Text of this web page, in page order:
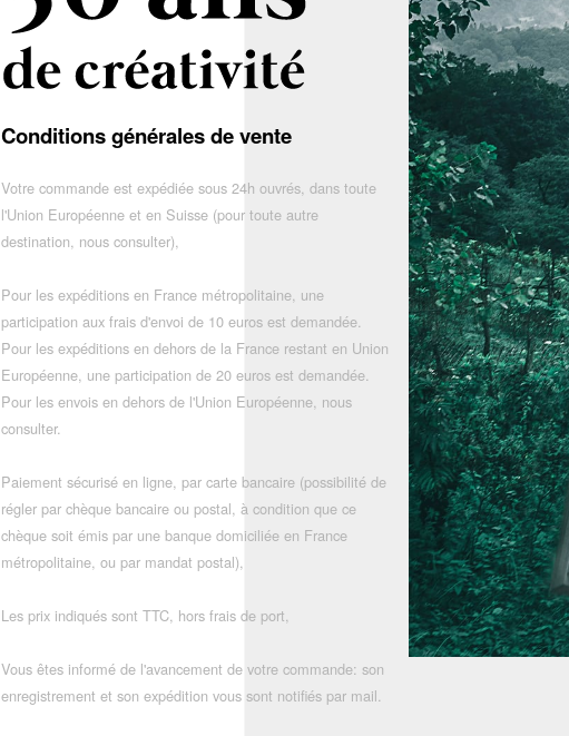
Conditions générales de vente
Votre commande est expédiée sous 24h ouvrés, dans toute
l'Union Européenne et en Suisse (pour toute autre
destination, nous consulter),
Pour les expéditions en France métropolitaine, une
participation aux frais d'envoi de 10 euros est demandée.
Pour les expéditions en dehors de la France restant en Union
Européenne, une participation de 20 euros est demandée.
Pour les envois en dehors de l'Union Européenne, nous
consulter.
Paiement sécurisé en ligne, par carte bancaire (possibilité de
régler par chèque bancaire ou postal, à condition que ce
chèque soit émis par une banque domiciliée en France
métropolitaine, ou par mandat postal),
Les prix indiqués sont TTC, hors frais de port,
Vous êtes informé de l'avancement de votre commande: son
enregistrement et son expédition vous sont notifiés par mail.